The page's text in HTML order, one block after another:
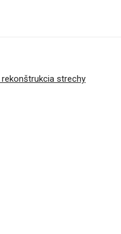
strechy